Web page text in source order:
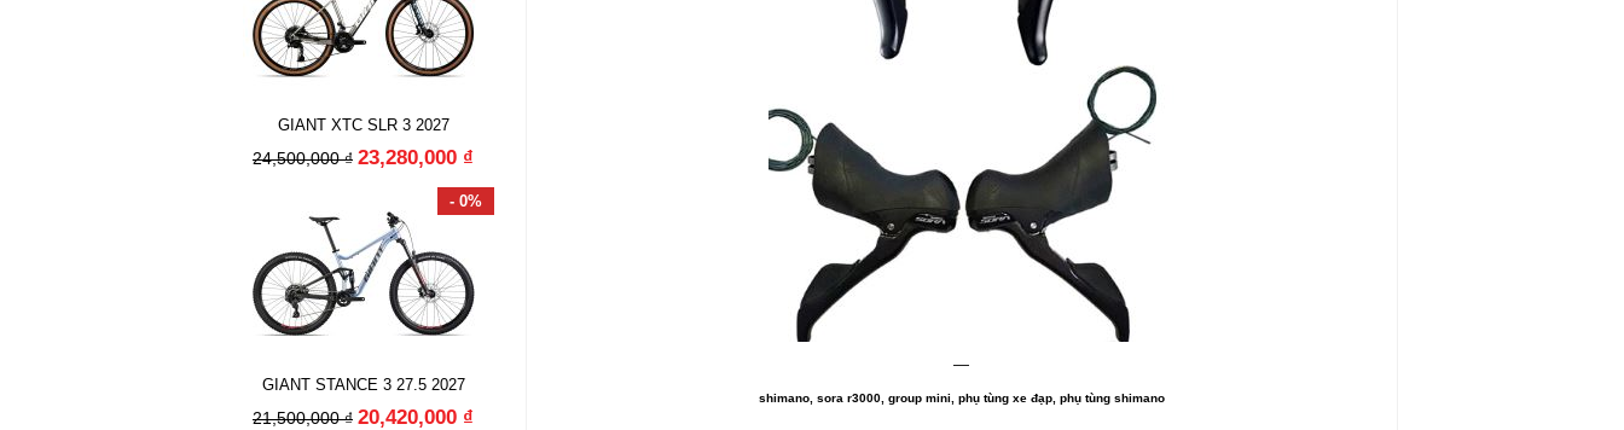
GIANT XTC SLR 3 2027
24,500,000 ₫ 23,280,000 ₫
- 0%
GIANT STANCE 3 27.5 2027
21,500,000 ₫ 20,420,000 ₫
—
shimano, sora r3000, group mini, phụ tùng xe đạp, phụ tùng shimano